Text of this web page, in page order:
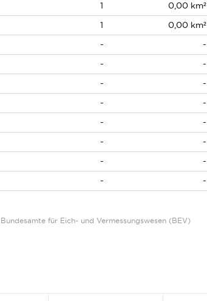
1 0,00 km²
1 0,00 km²
- -
- -
- -
- -
- -
- -
- -
- -
für Eich- und Vermessungswesen (BEV)